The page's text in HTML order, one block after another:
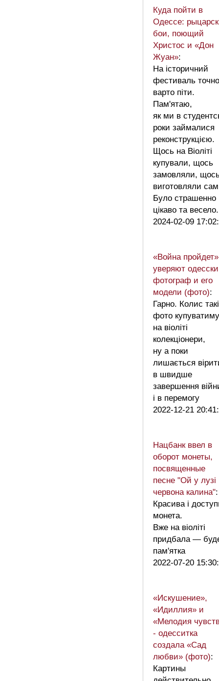
Куда пойти в
Одессе:
бои, поющий
Христос и «Дон
Жуан»:
На історичний
фестиваль точно
варто піти.
Пам'ятаю,
як ми в
роки займалися
реконструкцією.
Щось на Віоліті
купували, щось
замовляли,
виготовляли
Було страшенно
цікаво та
2024-02-09
«Война
уверяют
фотограф и его
модели (фото):
Гарно. Колис такі
фото
на віоліті
колекціонери,
ну а поки
лишається
в швидше
завершення
і в перемогу
2022-12-21
Нацбанк ввел в
оборот монеты,
посвященные
песне "Ой у лузі
червона калина":
Красива і
монета.
Вже на віоліті
придбала —
пам'ятка
2022-07-20
«Искушение»,
«Идиллия» и
«Мелодия
- одесситка
создала «Сад
любви» (фото):
Картины